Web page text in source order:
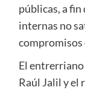
públicas, a fin
internas no
compromisos
El
Raúl Jalil y